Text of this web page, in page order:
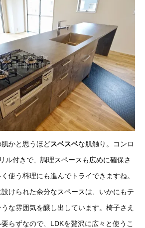
かと思うほどスベスベな肌触り。コンロ
ル付きで、調理スペースも広めに確保さ
使う料理にも進んでトライできますね。
けられた余分なスペースは、いかにもテ
な雰囲気を醸し出しています。椅子さえ
らずなので、LDKを贅沢に広々と使うこ